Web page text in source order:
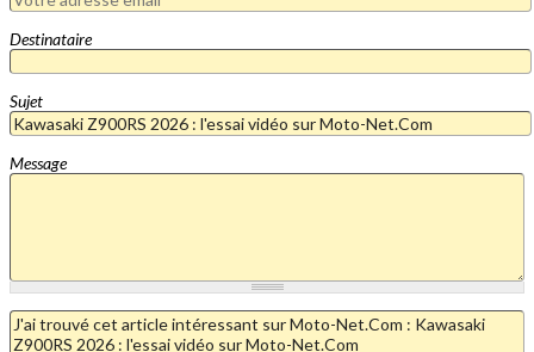
Destinataire
Sujet
Message